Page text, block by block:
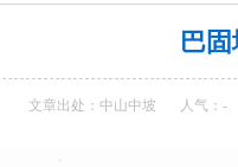
巴
文章出处：中山中坡 人气： -